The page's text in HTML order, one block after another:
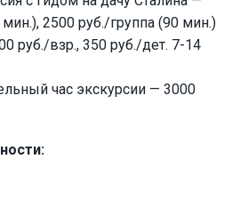
2500 руб./группа (90 мин.)
руб./взр., 350 руб./дет. 7-14
час экскурсии — 3000